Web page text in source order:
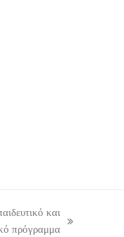
και
πρόγραμμα